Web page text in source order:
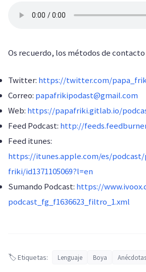
Os recuerdo, los métodos de contacto
Twitter: https://twitter.com/
Correo: papafrikipodast@gmail.com
Web: https://papafriki.gitlab.io/
Feed Podcast: http://
Feed itunes:
https://itunes.apple.com/es/podcast/
friki/id1371105069?l=en
Sumando Podcast: https://
podcast_fg_f1636623_filtro_1.xml
🏷️ Etiquetas: Lenguaje Boya Anécdotas